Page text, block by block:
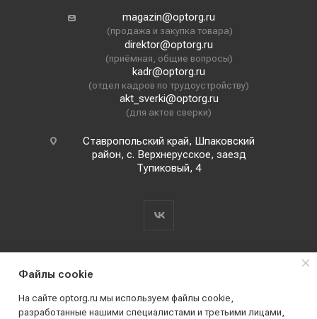
magazin@optorg.ru
(продажа и закупка товара)
direktor@optorg.ru
(приёмная, общие вопросы)
kadr@optorg.ru
(отдел кадров по трудоустройству)
akt_sverki@optorg.ru
(для актов сверки)
Ставропольский край, Шпаковский
район, с. Верхнерусское, заезд
Тупиковый, 4
Файлы cookie
На сайте optorg.ru мы используем файлы cookie,
разработанные нашими специалистами и третьими лицами,